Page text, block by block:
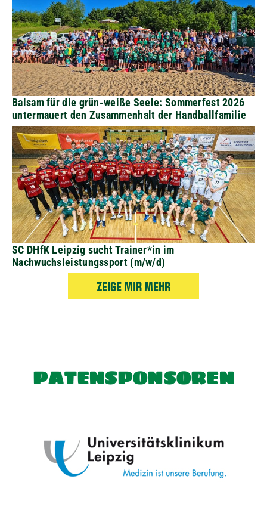
Balsam für die grün-weiße Seele: Sommerfest 2026
untermauert den Zusammenhalt der Handballfamilie
SC DHfK Leipzig sucht Trainer*in im
Nachwuchsleistungssport (m/w/d)
ZEIGE MIR MEHR
PATENSPONSOREN